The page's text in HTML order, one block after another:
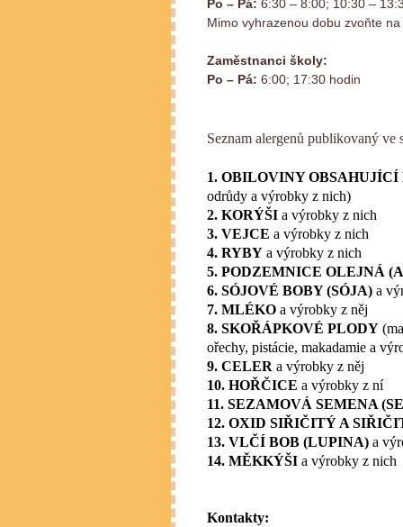
Po – Pá: 6:30 – 8:00; 10:30 –
Mimo vyhrazenou dobu zvoňte
Zaměstnanci školy:
Po – Pá: 6:00; 17:30 hodin
Seznam alergenů publikovaný
1. OBILOVINY OBSAHUJÍCÍ
odrůdy a výrobky z nich)
2. KORÝŠI a výrobky z nich
3. VEJCE a výrobky z nich
4. RYBY a výrobky z nich
5. PODZEMNICE OLEJNÁ
6. SÓJOVÉ BOBY (SÓJA) a
7. MLÉKO a výrobky z něj
8. SKOŘÁPKOVÉ PLODY
ořechy, pistácie, makadamie a
9. CELER a výrobky z něj
10. HOŘČICE a výrobky z ní
11. SEZAMOVÁ SEMENA
12. OXID SIŘIČITÝ A
13. VLČÍ BOB (LUPINA) a
14. MĚKKÝŠI a výrobky z nich
Kontakty: